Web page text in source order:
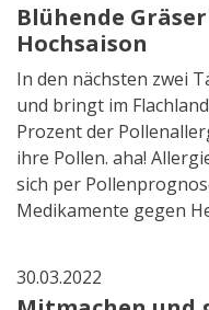
Blühende
Hochsaison
In den nächsten zwei
und bringt im
Prozent der
ihre Pollen. aha!
sich per
Medikamente gegen
30.03.2022